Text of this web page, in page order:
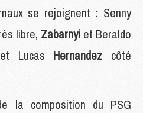
se rejoignent : Senny
libre, Zabarnyi et Beraldo
Lucas Hernandez côté
la composition du PSG